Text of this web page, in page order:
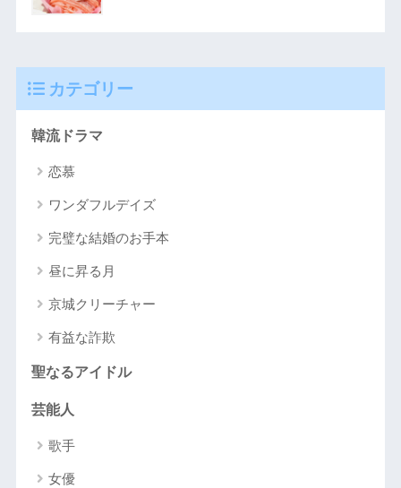
カテゴリー
韓流ドラマ
恋慕
ワンダフルデイズ
完璧な結婚のお手本
昼に昇る月
京城クリーチャー
有益な詐欺
聖なるアイドル
芸能人
歌手
女優